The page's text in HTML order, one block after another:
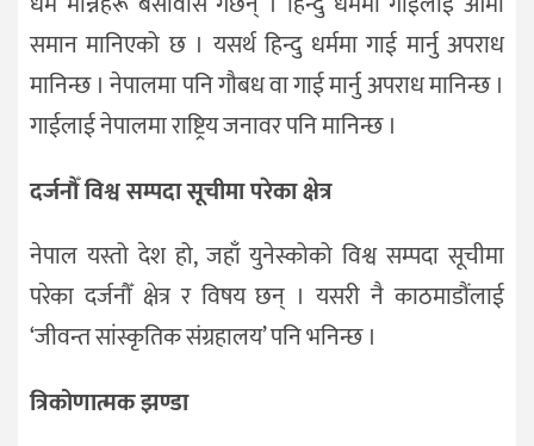
समान मानिएको छ । यसर्थ हिन्दु धर्ममा गाई मार्नु अपराध
मानिन्छ । नेपालमा पनि गौबध वा गाई मार्नु अपराध मानिन्छ ।
गाईलाई नेपालमा राष्ट्रिय जनावर पनि मानिन्छ ।
दर्जनौँ विश्व सम्पदा सूचीमा परेका क्षेत्र
नेपाल यस्तो देश हो, जहाँ युनेस्कोको विश्व सम्पदा सूचीमा
परेका दर्जनौँ क्षेत्र र विषय छन् । यसरी नै काठमाडौंलाई
‘जीवन्त सांस्कृतिक संग्रहालय’ पनि भनिन्छ ।
त्रिकोणात्मक झण्डा